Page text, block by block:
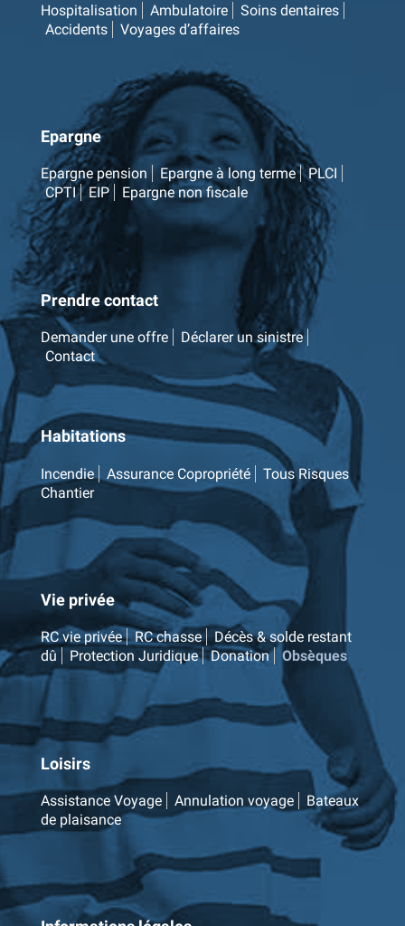
Hospitalisation Ambulatoire
Soins dentaires
Accidents
Voyages d’affaires
Epargne
Epargne pension Epargne à long terme
PLCI
CPTI
EIP Epargne non fiscale
Prendre contact
Demander une offre
Déclarer un sinistre
Contact
Habitations
Incendie Assurance Copropriété
Tous Risques
Chantier
Vie privée
RC vie privée RC chasse
Décès & solde restant
dû
Protection Juridique Donation Obsèques
Loisirs
Assistance Voyage Annulation voyage
Bateaux
de plaisance